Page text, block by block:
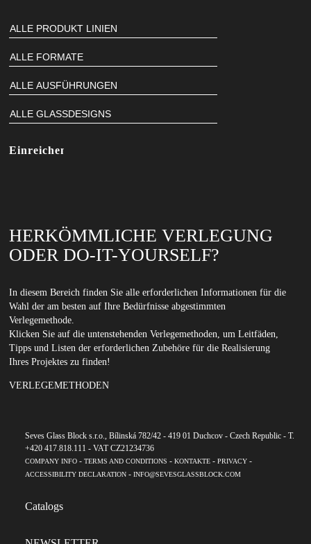
HERKÖMMLICHE VERLEGUNG
ODER DO-IT-YOURSELF?
In diesem Bereich finden Sie alle erforderlichen Informationen für die
Wahl der am besten auf Ihre Bedürfnisse abgestimmten
Verlegemethode.
Klicken Sie auf die untenstehenden Verlegemethoden, um Leitfäden,
Tipps und Listen der erforderlichen Zubehöre für die Realisierung
Ihres Projektes zu finden!
VERLEGEMETHODEN
Seves Glass Block s.r.o., Bílinská 782/42 - 419 01 Duchcov - Czech Republic - T.
+420 417.818.111 - VAT CZ21234736
COMPANY INFO- TERMS AND CONDITIONS - KONTAKTE- PRIVACY-
ACCESSIBILITY DECLARATION- INFO@SEVESGLASSBLOCK.COM
Catalogs